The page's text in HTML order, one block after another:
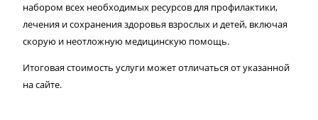
набором всех необходимых ресурсов для профилактики,
лечения и сохранения здоровья взрослых и детей, включая
скорую и неотложную медицинскую помощь.
Итоговая стоимость услуги может отличаться от указанной
на сайте.